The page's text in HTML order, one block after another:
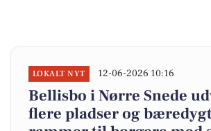
LOKALT NYT 12-06-2026 10:16
Bellisbo i Nørre Snede
flere pladser og